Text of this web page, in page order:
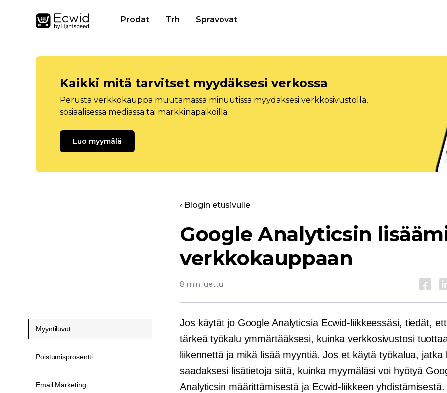
Prodat Trh Spravovat
Kaikki mitä tarvitset myydäksesi verkossa
Perusta verkkokauppa muutamassa minuutissa myydäksesi verkkosivustolla,
sosiaalisessa mediassa tai markkinapaikoilla.
Luo myymälä
‹ Blogin etusivulle
Google Analyticsin
verkkokauppaan
8 min luettu
Jos käytät jo Google Analyticsia Ecwid-liikkeessäsi, tiedät,
tärkeä työkalu ymmärtääksesi, kuinka verkkosivustosi
liikennettä ja mikä lisää myyntiä. Jos et käytä työkalua, jatka
saadaksesi lisätietoja siitä, kuinka myymäläsi voi hyötyä
Analyticsin määrittämisestä ja Ecwid-liikkeen yhdistämisestä.
Myyntiluvut
Poistumisprosentti
Email Marketing